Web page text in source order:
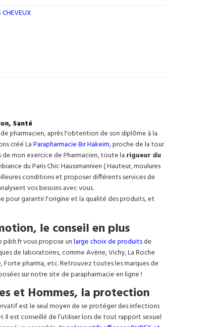
CHEVEUX
Santé
pharmacien, après l'obtention de son diplôme à la
créé LaParapharmacie Bir Hakeim, proche de la tour
mon exercice de Pharmacien, toute la rigueur du
du Paris Chic Haussmannien ( Hauteur, moulures
conditions et proposer différents services de
vos besoins avec vous.
pour garantir l'origine et la qualité des produits, et
le conseil en plus
vous propose unlarge choix de produitsde
de laboratoires, comme Avène, Vichy, La Roche
Forte pharma, etc. Retrouvez toutes les marques de
sur notre site de parapharmacie en ligne !
et Hommes, la protection
est le seul moyen de se protéger des infections
Il est conseillé de l’utiliser lors de tout rapport sexuel